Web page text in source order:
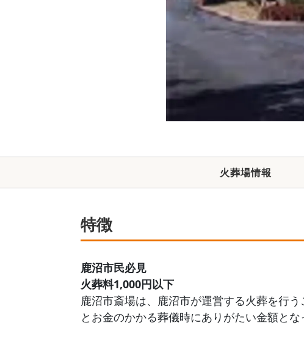
火葬場情報
特徴
鹿沼市民必見
火葬料1,000円以下
鹿沼市斎場は、鹿沼市が運営する火葬を行
とお金のかかる葬儀時にありがたい金額とな